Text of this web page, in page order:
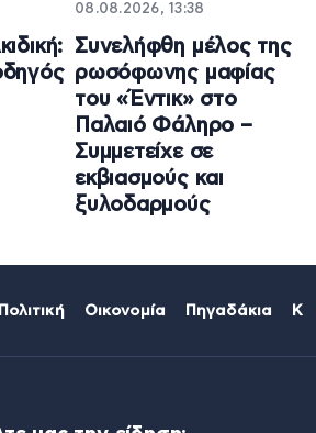
08.08.2026, 13:38
Συνελήφθη μέλος της
ρωσόφωνης μαφίας
του «Έντικ» στο
Παλαιό Φάληρο –
Συμμετείχε σε
εκβιασμούς και
ξυλοδαρμούς
Πολιτική Οικονομία Πηγαδάκια